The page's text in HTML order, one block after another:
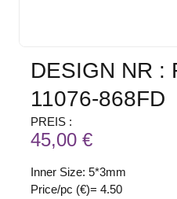
DESIGN NR :
11076-868FD
PREIS :
45,00 €
Inner Size: 5*3mm
Price/pc (€)= 4.50